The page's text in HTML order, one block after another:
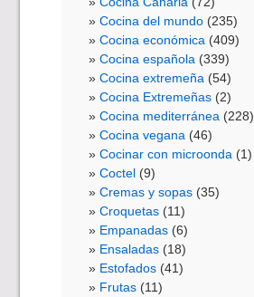
Cocina del mundo (235)
Cocina económica (409)
Cocina española (339)
Cocina extremeña (54)
Cocina Extremeñas (2)
Cocina mediterránea (228)
Cocina vegana (46)
Cocinar con microonda (1)
Coctel (9)
Cremas y sopas (35)
Croquetas (11)
Empanadas (6)
Ensaladas (18)
Estofados (41)
Frutas (11)